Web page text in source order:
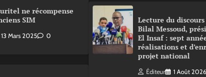
ne récompense
SIM
13 Mars 2025 0
Lecture du
Bilal Messoud,
El Insaf : sept
réalisations et
projet national
Éditeur 1 Août 2026